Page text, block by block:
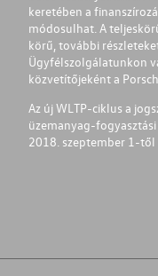
keretében a
módosulhat. A
körű, további
Ügyfélszolgálatunkon
közvetítőjeként a
Az új WLTP-ciklus a
üzemanyag-
2018. szeptember 1-